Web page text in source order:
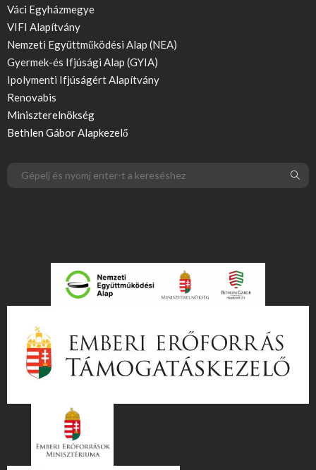
Váci Egyházmegye
VIFI Alapítvány
Nemzeti Együttműködési Alap (NEA)
Gyermek-és Ifjúsági Alap (GYIA)
Ipolymenti Ifjúságért Alapítvány
Renovabis
Miniszterelnökség
Bethlen Gábor Alapkezelő